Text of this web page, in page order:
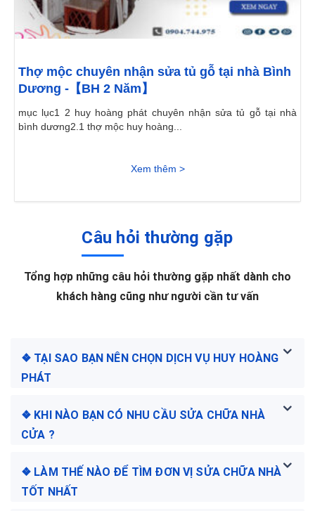
Thợ mộc chuyên nhận sửa tủ gỗ tại nhà Bình
Dương -【BH 2 Năm】
mục lục1 2 huy hoàng phát chuyên nhận sửa tủ gỗ tại nhà
bình dương2.1 thợ mộc huy hoàng...
Xem thêm >
Câu hỏi thường gặp
Tổng hợp những câu hỏi thường gặp nhất dành cho
khách hàng cũng như người cần tư vấn
❖ TẠI SAO BẠN NÊN CHỌN DỊCH VỤ HUY HOÀNG
PHÁT
❖ KHI NÀO BẠN CÓ NHU CẦU SỬA CHỮA NHÀ
CỬA ?
❖ LÀM THẾ NÀO ĐỂ TÌM ĐƠN VỊ SỬA CHỮA NHÀ
TỐT NHẤT